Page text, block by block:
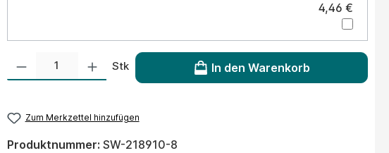
4,46 €
Produkt Anzahl: Gib den gewünschten Wert ein oder benutze die Schaltflächen um die
Stk In den Warenkorb
Zum Merkzettel hinzufügen
Produktnummer:SW-218910-8